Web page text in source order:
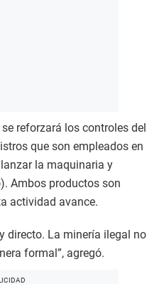
reforzará los controles del
que son empleados en
la maquinaria y
Ambos productos son
actividad avance.
directo. La minería ilegal no
formal”, agregó.